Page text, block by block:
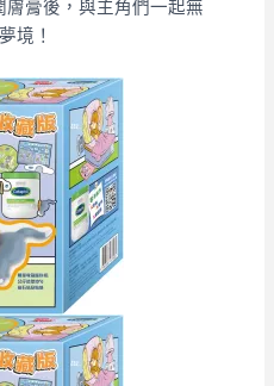
膚膏後，與主角們一起無
境！